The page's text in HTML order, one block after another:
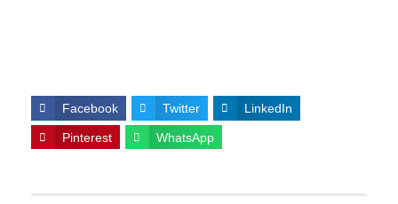
Facebook Twitter LinkedIn
Pinterest WhatsApp